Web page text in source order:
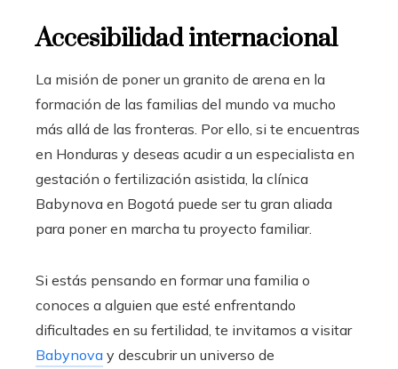
Accesibilidad internacional
La misión de poner un granito de arena en la
formación de las familias del mundo va mucho
más allá de las fronteras. Por ello, si te encuentras
en Honduras y deseas acudir a un especialista en
gestación o fertilización asistida, la clínica
Babynova en Bogotá puede ser tu gran aliada
para poner en marcha tu proyecto familiar.
Si estás pensando en formar una familia o
conoces a alguien que esté enfrentando
dificultades en su fertilidad, te invitamos a visitar
Babynova y descubrir un universo de